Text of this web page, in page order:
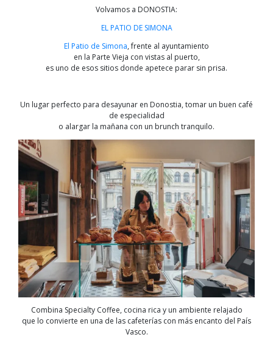
Volvamos a DONOSTIA:
EL PATIO DE SIMONA
El Patio de Simona, frente al ayuntamiento
en la Parte Vieja con vistas al puerto,
es uno de esos sitios donde apetece parar sin prisa.
Un lugar perfecto para desayunar en Donostia, tomar un buen café
de especialidad
o alargar la mañana con un brunch tranquilo.
Combina Specialty Coffee, cocina rica y un ambiente relajado
que lo convierte en una de las cafeterías con más encanto del País
Vasco.